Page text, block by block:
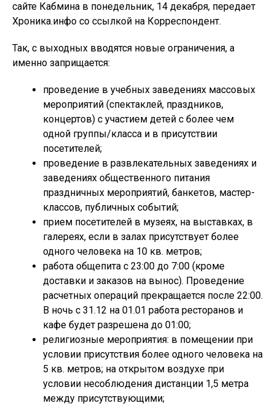
сайте Кабмина в понедельник, 14 декабря, передает
Хроника.инфо со ссылкой на Корреспондент.
Так, с выходных вводятся новые ограничения, а
именно заприщается:
проведение в учебных заведениях массовых
мероприятий (спектаклей, праздников,
концертов) с участием детей с более чем
одной группы/класса и в присутствии
посетителей;
проведение в развлекательных заведениях и
заведениях общественного питания
праздничных мероприятий, банкетов, мастер-
классов, публичных событий;
прием посетителей в музеях, на выставках, в
галереях, если в залах присутствует более
одного человека на 10 кв. метров;
работа общепита с 23:00 до 7:00 (кроме
доставки и заказов на вынос). Проведение
расчетных операций прекращается после 22:00.
В ночь с 31.12 на 01.01 работа ресторанов и
кафе будет разрешена до 01:00;
религиозные мероприятия: в помещении при
условии присутствия более одного человека на
5 кв. метров; на открытом воздухе при
условии несоблюдения дистанции 1,5 метра
между присутствующими;